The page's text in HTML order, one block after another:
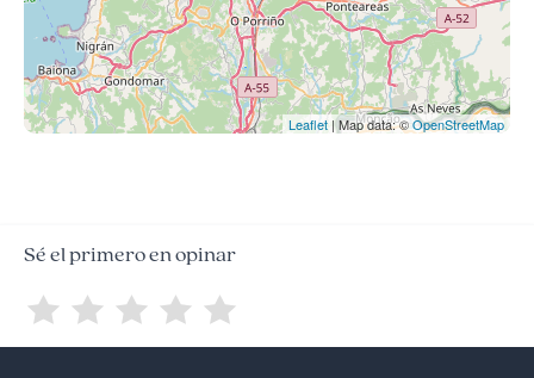
Leaflet | Map data: ©OpenStreetMap
Sé el primero en opinar